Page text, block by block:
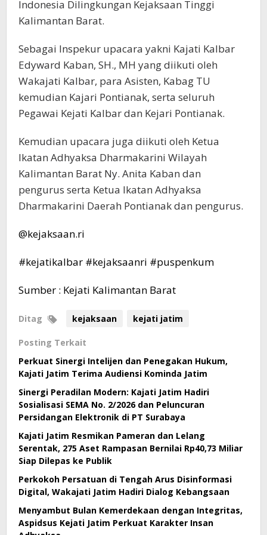
Indonesia Dilingkungan Kejaksaan Tinggi
Kalimantan Barat.
Sebagai Inspekur upacara yakni Kajati Kalbar
Edyward Kaban, SH., MH yang diikuti oleh
Wakajati Kalbar, para Asisten, Kabag TU
kemudian Kajari Pontianak, serta seluruh
Pegawai Kejati Kalbar dan Kejari Pontianak.
Kemudian upacara juga diikuti oleh Ketua
Ikatan Adhyaksa Dharmakarini Wilayah
Kalimantan Barat Ny. Anita Kaban dan
pengurus serta Ketua Ikatan Adhyaksa
Dharmakarini Daerah Pontianak dan pengurus.
@kejaksaan.ri
#kejatikalbar #kejaksaanri #puspenkum
Sumber : Kejati Kalimantan Barat
Ditag kejaksaan kejati jatim
Posting Terkait
Perkuat Sinergi Intelijen dan Penegakan Hukum,
Kajati Jatim Terima Audiensi Kominda Jatim
Sinergi Peradilan Modern: Kajati Jatim Hadiri
Sosialisasi SEMA No. 2/2026 dan Peluncuran
Persidangan Elektronik di PT Surabaya
Kajati Jatim Resmikan Pameran dan Lelang
Serentak, 275 Aset Rampasan Bernilai Rp40,73 Miliar
Siap Dilepas ke Publik
Perkokoh Persatuan di Tengah Arus Disinformasi
Digital, Wakajati Jatim Hadiri Dialog Kebangsaan
Menyambut Bulan Kemerdekaan dengan Integritas,
Aspidsus Kejati Jatim Perkuat Karakter Insan